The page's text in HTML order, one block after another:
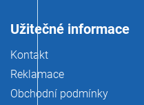
Užitečné informace
Kontakt
Reklamace
Obchodní podmínky